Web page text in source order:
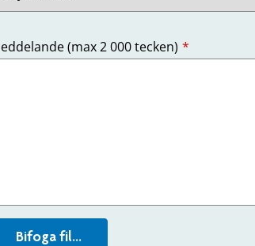
(max 2 000 tecken)
Bifoga fil...